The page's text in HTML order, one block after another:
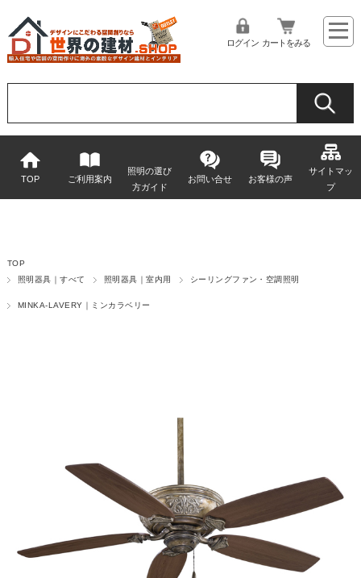
ログイン カートをみる
TOP ご利用案内
照明の選び
方ガイド
お問い合せ お客様の声
サイトマッ
プ
TOP
照明器具｜すべて
照明器具｜室内用 シーリングファン・空調照明
MINKA-LAVERY｜ミンカラベリー